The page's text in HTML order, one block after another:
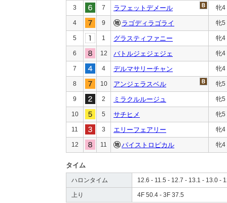
3 7 ラフェットデメール 牝4
4 9 ラゴディラゴライ 牝5
5 1 グラスティファニー 牝4
6 12 バトルジェジェジェ 牝4
7 4 デルマサリーチャン 牝4
8 10 アンジェラスベル 牝5
9 2 ミラクルルージュ 牝5
10 5 サチヒメ 牝5
11 3 エリーフェアリー 牝4
12 11 パイストロピカル 牝4
タイム
ハロンタイム 12.6 - 11.5 - 12.7 - 13.1 - 13.0 -
上り 4F 50.4 - 3F 37.5